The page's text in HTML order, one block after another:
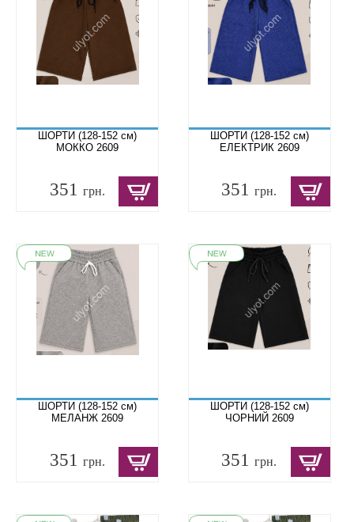
ШОРТИ (128-152 см)
МОККО 2609
351 грн.
ШОРТИ (128-152 см)
ЕЛЕКТРИК 2609
351грн.
ШОРТИ (128-152 см)
МЕЛАНЖ 2609
351 грн.
ШОРТИ (128-152 см)
ЧОРНИЙ 2609
351грн.